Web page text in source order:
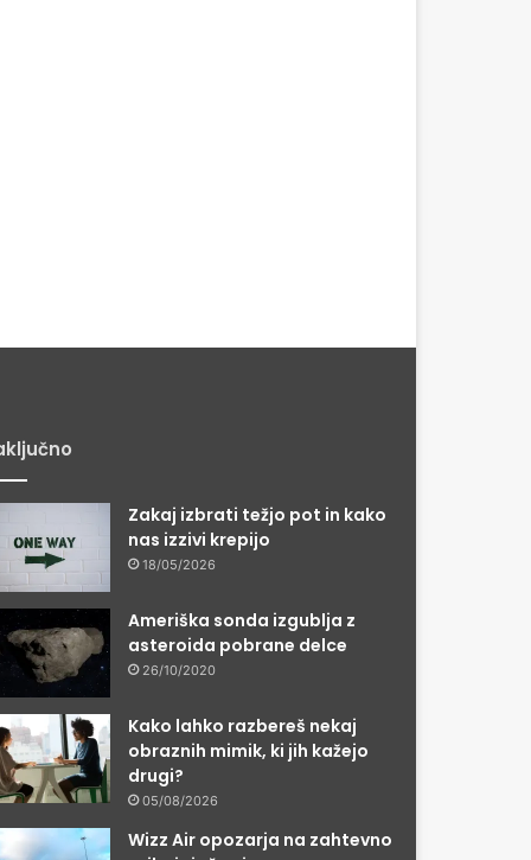
Zakaj izbrati težjo pot in kako
nas izzivi krepijo
18/05/2026
Ameriška sonda izgublja z
asteroida pobrane delce
26/10/2020
Kako lahko razbereš nekaj
obraznih mimik, ki jih kažejo
drugi?
05/08/2026
Wizz Air opozarja na zahtevno